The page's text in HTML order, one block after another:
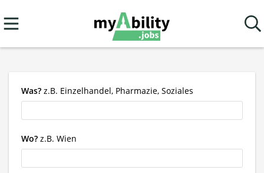
Was? z.B. Einzelhandel, Pharmazie, Soziales
Wo? z.B. Wien